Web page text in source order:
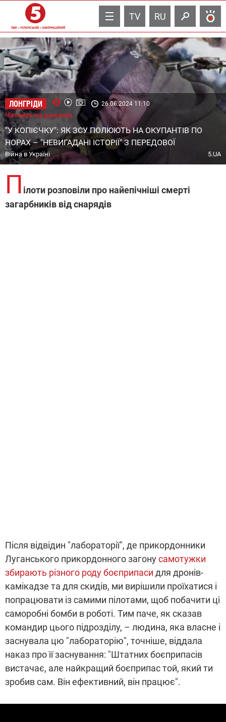
TV RU
ЛОНГРІДИ 26.06.2024 11:10
Читайте на русском
"У КОПІЄЧКУ": ЯК ЗСУ ПОЛЮЮТЬ НА ОКУПАНТІВ ПО
НОРАХ – "НЕВИГАДАНІ ІСТОРІЇ" З ПЕРЕДОВОЇ
Війна в Україні 5.UA
П ілоти розповіли про найепічніші смерті
загарбників від снарядів
Після відвідин "лабораторії", де прикордонники
Луганського прикордонного загонусамотужки
збирають різного роду боєприпаси для дронів-
камікадзе та для скидів, ми вирішили проїхатися і
попрацювати із самими пілотами, щоб побачити ці
саморобні бомби в роботі. Тим паче, як сказав
командир цього підрозділу, – людина, яка власне і
заснувала цю "лабораторію", точніше, віддала
наказ про її заснування: "Штатних боєприпасів
вистачає, але найкращий боєприпас той, який ти
зробив сам. Він ефективний, він працює".